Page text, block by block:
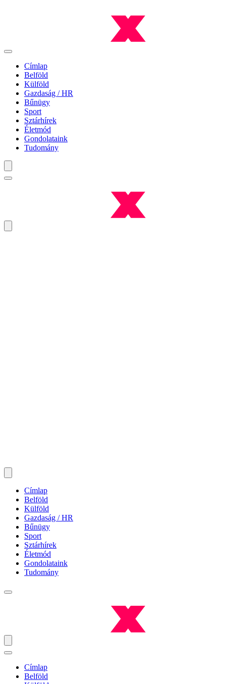
Címlap
Belföld
Külföld
Gazdaság / HR
Bűnügy
Sport
Sztárhírek
Életmód
Gondolataink
Tudomány
Címlap
Belföld
Külföld
Gazdaság / HR
Bűnügy
Sport
Sztárhírek
Életmód
Gondolataink
Tudomány
Címlap
Belföld